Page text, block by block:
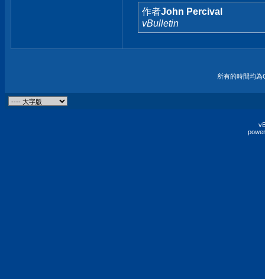
作者John Percival
vBulletin
所有的時間均為